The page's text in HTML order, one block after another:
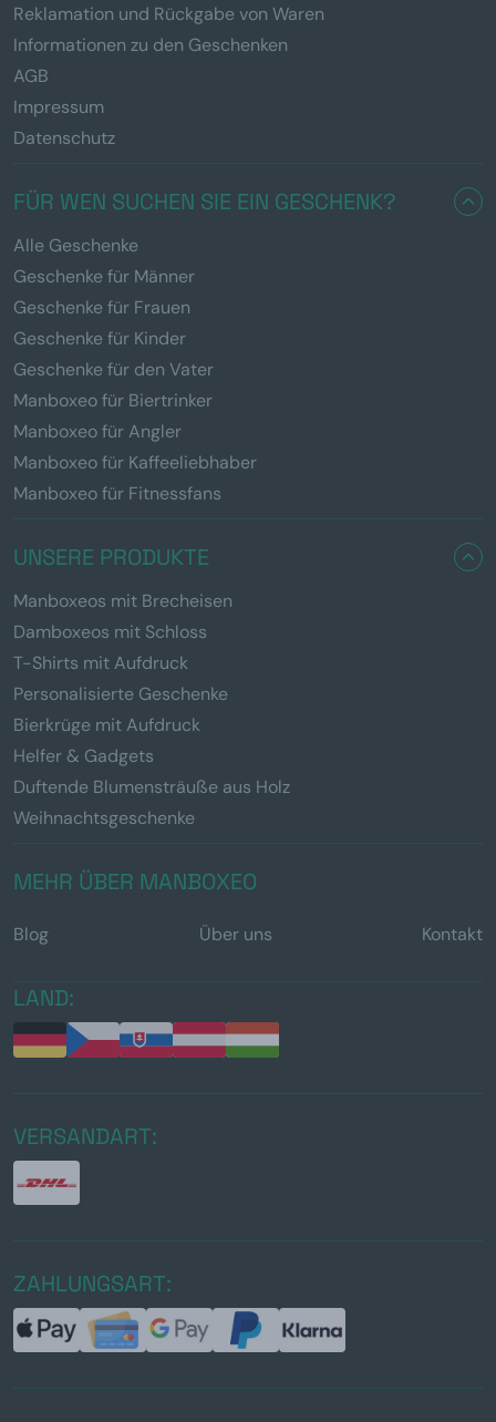
Reklamation und Rückgabe von Waren
Informationen zu den Geschenken
AGB
Impressum
Datenschutz
FÜR WEN SUCHEN SIE EIN GESCHENK?
Alle Geschenke
Geschenke für Männer
Geschenke für Frauen
Geschenke für Kinder
Geschenke für den Vater
Manboxeo für Biertrinker
Manboxeo für Angler
Manboxeo für Kaffeeliebhaber
Manboxeo für Fitnessfans
UNSERE PRODUKTE
Manboxeos mit Brecheisen
Damboxeos mit Schloss
T-Shirts mit Aufdruck
Personalisierte Geschenke
Bierkrüge mit Aufdruck
Helfer & Gadgets
Duftende Blumensträuße aus Holz
Weihnachtsgeschenke
MEHR ÜBER MANBOXEO
Blog Über uns Kontakt
LAND:
VERSANDART:
ZAHLUNGSART: